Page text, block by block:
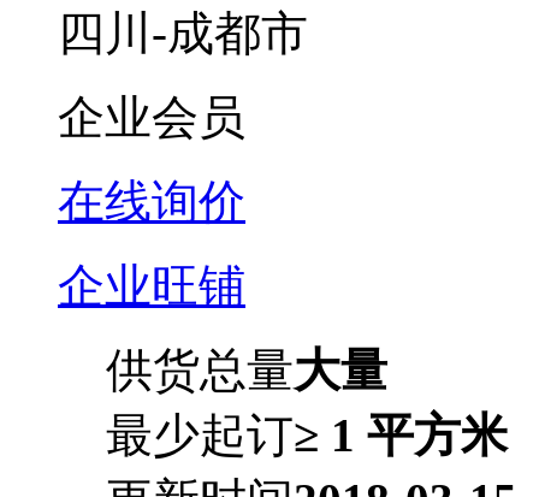
四川-成都市
企业会员
在线询价
企业旺铺
供货总量大量
最少起订≥ 1 平方米